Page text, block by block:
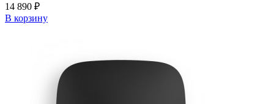
14 890 ₽
В корзину